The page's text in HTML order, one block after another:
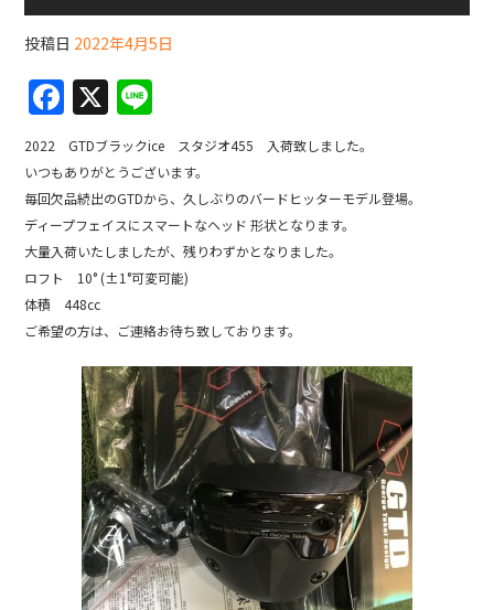
投稿日 2022年4月5日
F
a
c
e
b
o
o
k
X
n
e
2022 GTDブラックice スタジオ455 入荷致しました。
いつもありがとうございます。
毎回欠品続出のGTDから、久しぶりのバードヒッターモデル登場。
ディープフェイスにスマートなヘッド 形状となります。
大量入荷いたしましたが、残りわずかとなりました。
ロフト 10° (±1°可変可能)
体積 448cc
ご希望の方は、ご連絡お待ち致しております。